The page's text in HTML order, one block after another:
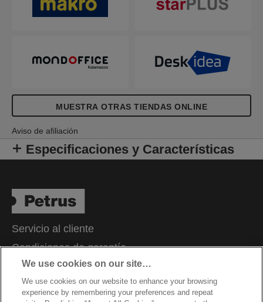
MUESTRA OTRAS TIENDAS ONLINE
Aviso de afiliación
Especificaciones y Características
Servicio al cliente
Condiciones de garantía
Aviso de privacidad
Cookies
We use cookies on our site…
We use cookies on our website to enhance your browsing
experience by remembering your preferences and repeat